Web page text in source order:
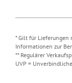
* Gilt für Lieferungen
Informationen zur
** Regulärer
UVP =